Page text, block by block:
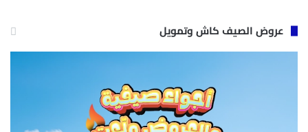
عروض الصيف كاش وتمويل